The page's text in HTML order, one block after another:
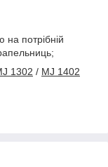
на потрібній
1302 / MJ 1402